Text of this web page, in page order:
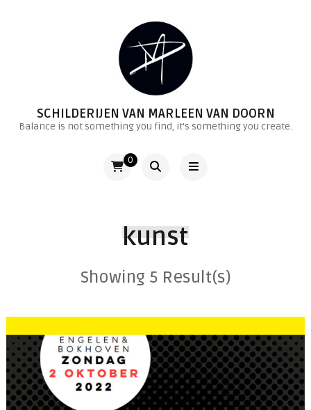
SCHILDERIJEN VAN MARLEEN VAN DOORN
Balance is not something you find, it's something you create.
0
kunst
Showing 5 Result(s)